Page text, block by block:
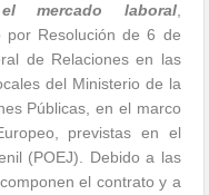
mercado laboral,
por Resolución de 6 de
de Relaciones en las
del Ministerio de la
Públicas, en el marco
previstas en el
(POEJ). Debido a las
el contrato y a